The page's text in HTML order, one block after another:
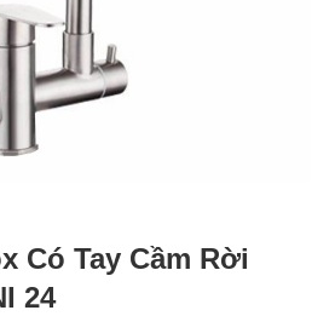
Có Tay Cầm Rời
24